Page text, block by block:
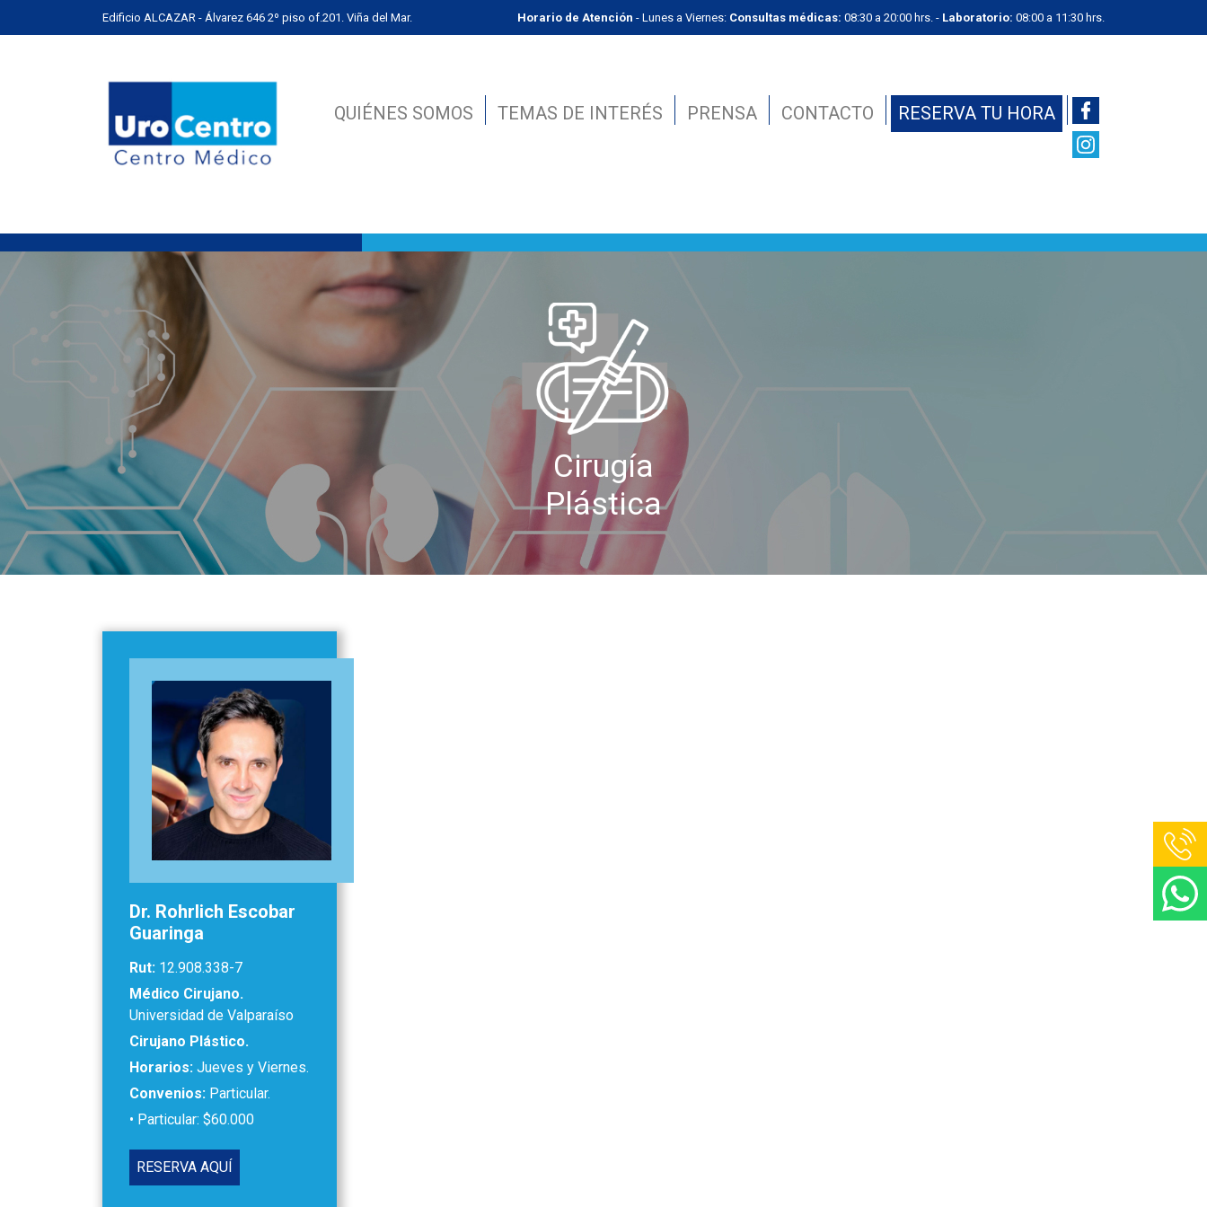
Edificio ALCAZAR - Álvarez 646 2º piso of.201. Viña del Mar. Horario de Atención - Lunes a Viernes: Consultas médicas: 08:30 a 20:00 hrs. - Laboratorio: 08:00 a 11:30 hrs.
QUIÉNES SOMOS TEMAS DE INTERÉS PRENSA CONTACTO RESERVA TU HORA
Cirugía
Plástica
Dr. Rohrlich Escobar
Guaringa
Rut: 12.908.338-7
Médico Cirujano.
Universidad de Valparaíso
Cirujano Plástico.
Horarios: Jueves y Viernes.
Convenios: Particular.
• Particular: $60.000
RESERVA AQUÍ